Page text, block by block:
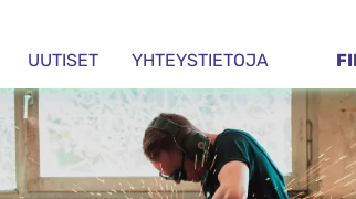
UUTISET YHTEYSTIETOJA